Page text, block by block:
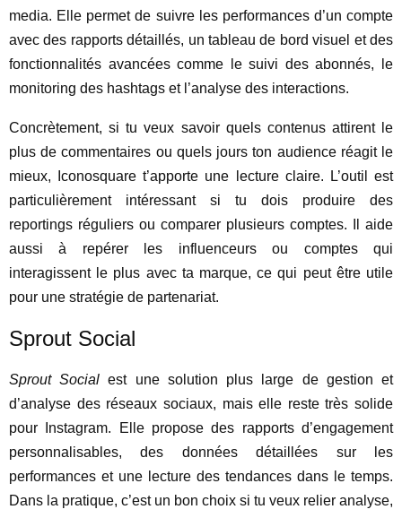
media. Elle permet de suivre les performances d’un compte
avec des rapports détaillés, un tableau de bord visuel et des
fonctionnalités avancées comme le suivi des abonnés, le
monitoring des hashtags et l’analyse des interactions.
Concrètement, si tu veux savoir quels contenus attirent le
plus de commentaires ou quels jours ton audience réagit le
mieux, Iconosquare t’apporte une lecture claire. L’outil est
particulièrement intéressant si tu dois produire des
reportings réguliers ou comparer plusieurs comptes. Il aide
aussi à repérer les influenceurs ou comptes qui
interagissent le plus avec ta marque, ce qui peut être utile
pour une stratégie de partenariat.
Sprout Social
Sprout Social est une solution plus large de gestion et
d’analyse des réseaux sociaux, mais elle reste très solide
pour Instagram. Elle propose des rapports d’engagement
personnalisables, des données détaillées sur les
performances et une lecture des tendances dans le temps.
Dans la pratique, c’est un bon choix si tu veux relier analyse,